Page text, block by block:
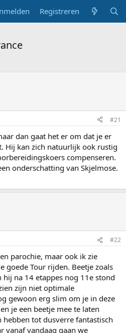
Registreren
#21
dan gaat het er om dat je er
Hij kan zich natuurlijk ook rustig
compenseren.
onderschatting van Skjelmose.
#22
parochie, maar ook ik zie
goede Tour rijden. Beetje zoals
na 14 etappes nog 11e stond
zijn niet optimale
gewoon erg slim om je in deze
je een beetje mee te laten
tot dusverre fantastisch
vanaf vandaag gaan we